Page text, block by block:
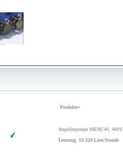
Produkte+
Impellerpumpe MENC40, 400V
Leistung: 10.320 Liter/Stunde